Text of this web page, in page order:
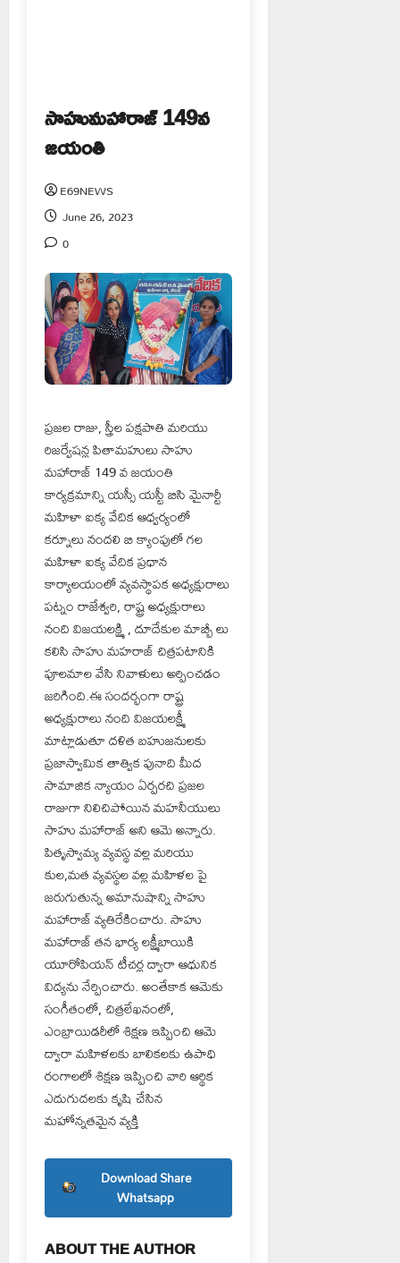
సాహుమహారాజ్ 149వ
జయంతి
E69NEWS
June 26, 2023
0
ప్రజల రాజు, స్త్రీల పక్షపాతి మరియు
రిజర్వేషన్ల పితామహులు సాహు
మహారాజ్ 149 వ జయంతి
కార్యక్రమాన్ని యస్సీ యస్టీ బిసి మైనార్టీ
మహిళా ఐక్య వేదిక ఆధ్వర్యంలో
కర్నూలు నందలి బి క్యాంపులో గల
మహిళా ఐక్య వేదిక ప్రధాన
కార్యాలయంలో వ్యవస్థాపక అధ్యక్షురాలు
పట్నం రాజేశ్వరి, రాష్ట్ర అధ్యక్షురాలు
నంది విజయలక్ష్మి , దూదేకుల మాబ్బీ లు
కలిసి సాహు మహరాజ్ చిత్రపటానికి
పూలమాల వేసి నివాళులు అర్పించడం
జరిగింది.ఈ సందర్భంగా రాష్ట్ర
అధ్యక్షురాలు నంది విజయలక్ష్మీ
మాట్లాడుతూ దళిత బహుజనులకు
ప్రజాస్వామిక తాత్విక పునాది మీద
సామాజిక న్యాయం ఏర్పరచి ప్రజల
రాజుగా నిలిచిపోయిన మహనీయులు
సాహు మహారాజ్ అని ఆమె అన్నారు.
పితృస్వామ్య వ్యవస్థ వల్ల మరియు
కుల,మత వ్యవస్థల వల్ల మహిళల పై
జరుగుతున్న అమానుషాన్ని సాహు
మహారాజ్ వ్యతిరేకించారు. సాహు
మహారాజ్ తన భార్య లక్ష్మీబాయికి
యూరోపియన్ టీచర్ల ద్వారా ఆధునిక
విద్యను నేర్పించారు. అంతేకాక ఆమెకు
సంగీతంలో, చిత్రలేఖనంలో,
ఎంబ్రాయిడరీలో శిక్షణ ఇప్పించి ఆమె
ద్వారా మహిళలకు బాలికలకు ఉపాధి
రంగాలలో శిక్షణ ఇప్పించి వారి ఆర్థిక
ఎదుగుదలకు కృషి చేసిన
మహోన్నతమైన వ్యక్తి
Download Share
Whatsapp
ABOUT THE AUTHOR